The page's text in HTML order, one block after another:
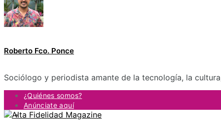
Roberto Fco. Ponce
Sociólogo y periodista amante de la tecnología, la
¿Quiénes somos?
Anúnciate aquí
Contacto